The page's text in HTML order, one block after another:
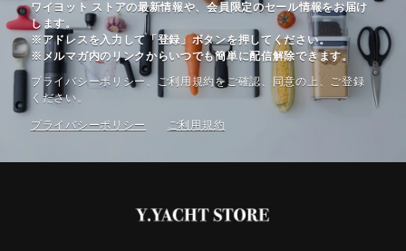
ワイヨット ストアの最新情報や、会員限定のセール情報をお届け
します。
※アドレスを入力して「登録」ボタンを押してください。
※メルマガ内のリンクからいつでも簡単に配信解除できます。
プライバシーポリシー、ご利⽤規約をご確認、同意の上、ご登録
ください。
プライバシーポリシー ご利⽤規約